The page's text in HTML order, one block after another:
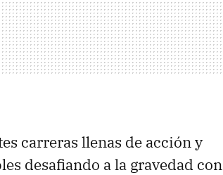
carreras llenas de acción y
desafiando a la gravedad con